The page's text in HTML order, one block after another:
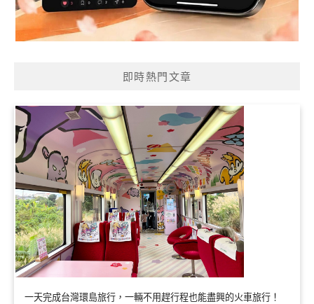
即時熱門文章
一天完成台灣環島旅行，一輛不用趕行程也能盡興的火車旅行！